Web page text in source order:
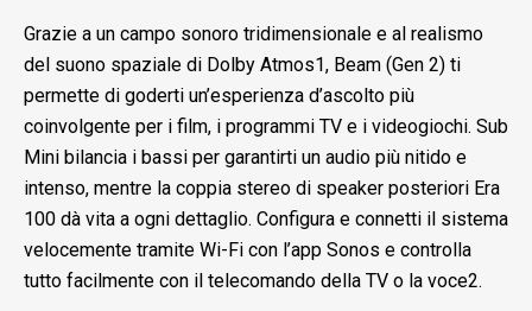
Grazie a un campo sonoro tridimensionale e al realismo
del suono spaziale di Dolby Atmos1, Beam (Gen 2) ti
permette di goderti un’esperienza d’ascolto più
coinvolgente per i film, i programmi TV e i videogiochi. Sub
Mini bilancia i bassi per garantirti un audio più nitido e
intenso, mentre la coppia stereo di speaker posteriori Era
100 dà vita a ogni dettaglio. Configura e connetti il sistema
velocemente tramite Wi-Fi con l’app Sonos e controlla
tutto facilmente con il telecomando della TV o la voce2.